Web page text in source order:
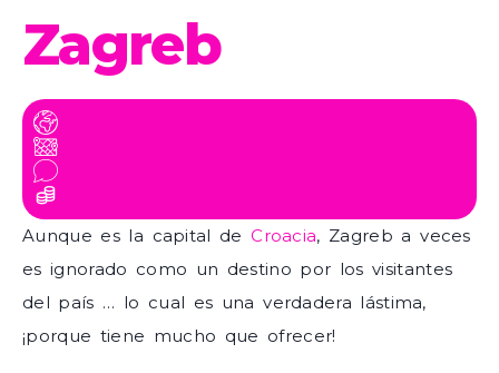
Zagreb
Aunque es la capital deCroacia, Zagreb a veces
es ignorado como un destino por los visitantes
del país … lo cual es una verdadera lástima,
¡porque tiene mucho que ofrecer!